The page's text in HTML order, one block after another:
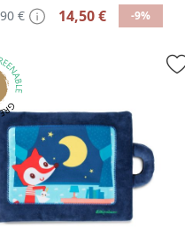
€ 14,50 € -9%